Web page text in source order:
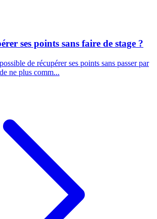
ses points sans faire de stage ?
de récupérer ses points sans passer par
ne plus comm...